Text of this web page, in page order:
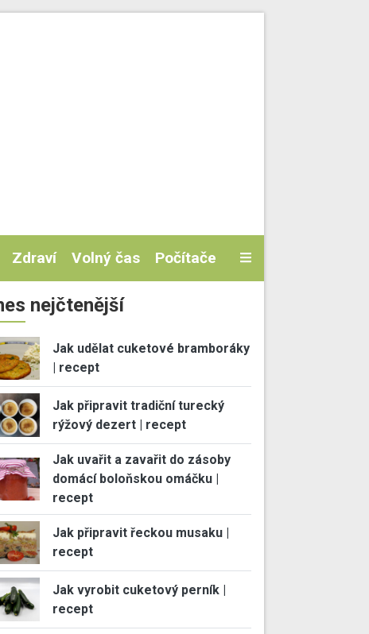
Zdraví Volný čas Počítače
nejčtenější
Jak udělat cuketové bramboráky
| recept
Jak připravit tradiční turecký
rýžový dezert | recept
Jak uvařit a zavařit do zásoby
domácí boloňskou omáčku |
recept
Jak připravit řeckou musaku |
recept
Jak vyrobit cuketový perník |
recept